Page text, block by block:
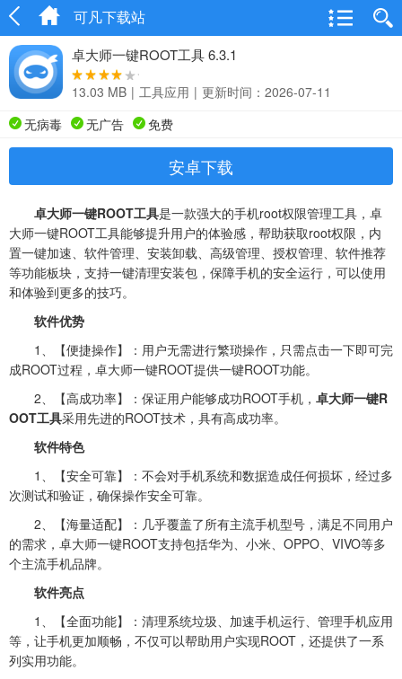
可凡下载站
卓大师一键ROOT工具 6.3.1
13.03 MB | 工具应用 | 更新时间：2026-07-11
无病毒
无广告 免费
安卓下载
卓大师一键ROOT工具是一款强大的手机root权限管理工具，卓
大师一键ROOT工具能够提升用户的体验感，帮助获取root权限，内
置一键加速、软件管理、安装卸载、高级管理、授权管理、软件推荐
等功能板块，支持一键清理安装包，保障手机的安全运行，可以使用
和体验到更多的技巧。
软件优势
1、【便捷操作】：用户无需进行繁琐操作，只需点击一下即可完
成ROOT过程，卓大师一键ROOT提供一键ROOT功能。
2、【高成功率】：保证用户能够成功ROOT手机， 卓大师一键R
OOT工具采用先进的ROOT技术，具有高成功率。
软件特色
1、【安全可靠】：不会对手机系统和数据造成任何损坏，经过多
次测试和验证，确保操作安全可靠。
2、【海量适配】：几乎覆盖了所有主流手机型号，满足不同用户
的需求，卓大师一键ROOT支持包括华为、小米、OPPO、VIVO等多
个主流手机品牌。
软件亮点
1、【全面功能】：清理系统垃圾、加速手机运行、管理手机应用
等，让手机更加顺畅，不仅可以帮助用户实现ROOT，还提供了一系
列实用功能。